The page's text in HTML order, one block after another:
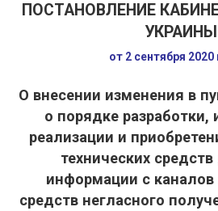
ПОСТАНОВЛЕНИЕ
УКРАИНЫ
от 2 сентября
О внесении изменения в
о порядке разработки,
реализации и
технических
информации с каналов
средств негласного